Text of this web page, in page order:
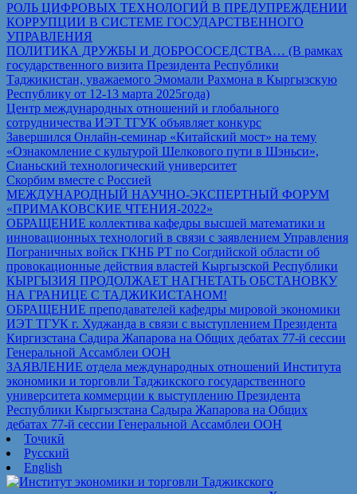
РОЛЬ ЦИФРОВЫХ ТЕХНОЛОГИЙ В ПРЕДУПРЕЖДЕНИИ
КОРРУПЦИИ В СИСТЕМЕ ГОСУДАРСТВЕННОГО
УПРАВЛЕНИЯ
ПОЛИТИКА ДРУЖБЫ И ДОБРОСОСЕДСТВА… (В рамках
государственного визита Президента Республики
Таджикистан, уважаемого Эмомали Рахмона в Кыргызскую
Республику от 12-13 марта 2025года)
Центр международных отношений и глобального
сотрудничества ИЭТ ТГУК объявляет конкурс
Завершился Онлайн-семинар «Китайский мост» на тему
«Ознакомление с культурой Шелкового пути в Шэньси»,
Сианьский технологический университет
Скорбим вместе с Россией
МЕЖДУНАРОДНЫЙ НАУЧНО-ЭКСПЕРТНЫЙ ФОРУМ
«ПРИМАКОВСКИЕ ЧТЕНИЯ-2022»
ОБРАЩЕНИЕ коллектива кафедры высшей математики и
инновационных технологий в связи с заявлением Управления
Пограничных войск ГКНБ РТ по Согдийской области об
провокационные действия властей Кыргызской Республики
КЫРГЫЗИЯ ПРОДОЛЖАЕТ НАГНЕТАТЬ ОБСТАНОВКУ
НА ГРАНИЦЕ С ТАДЖИКИСТАНОМ!
ОБРАЩЕНИЕ преподавателей кафедры мировой экономики
ИЭТ ТГУК г. Худжанда в связи с выступлением Президента
Киргизстана Садира Жапарова на Общих дебатах 77-й сессии
Генеральной Ассамблеи ООН
ЗАЯВЛЕНИЕ отдела международных отношений Института
экономики и торговли Таджикского государственного
университета коммерции к выступлению Президента
Республики Кыргызстана Садыра Жапарова на Общих
дебатах 77-й сессии Генеральной Ассамблеи ООН
Тоҷикӣ
Русский
English